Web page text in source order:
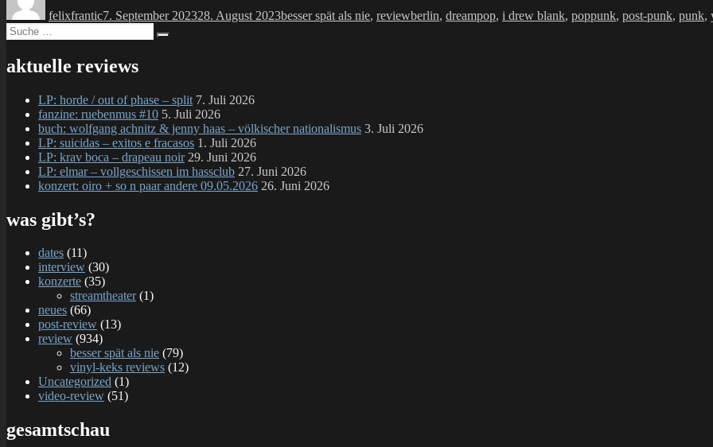
felixfrantic7. September 202328. August 2023besser spät als nie, reviewberlin, dreampop, i drew blank, poppunk, post-punk, punk,
Suche
nach:
aktuelle reviews
LP: horde / out of phase – split 7. Juli 2026
fanzine: ruebenmus #10 5. Juli 2026
buch: wolfgang achnitz & jenny haas – völkischer nationalismus 3. Juli 2026
LP: suicidas – exitos e fracasos 1. Juli 2026
LP: krav boca – drapeau noir 29. Juni 2026
LP: elmar – vollgeschissen im hassclub 27. Juni 2026
konzert: oiro + so n paar andere 09.05.2026 26. Juni 2026
was gibt’s?
dates (11)
interview (30)
konzerte (35)
streamtheater(1)
neues (66)
post-review (13)
review (934)
besser spät als nie (79)
vinyl-keks reviews (12)
Uncategorized (1)
video-review (51)
gesamtschau